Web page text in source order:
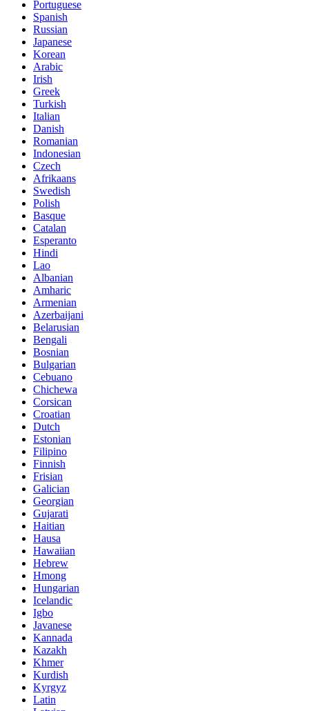
Portuguese
Spanish
Russian
Japanese
Korean
Arabic
Irish
Greek
Turkish
Italian
Danish
Romanian
Indonesian
Czech
Afrikaans
Swedish
Polish
Basque
Catalan
Esperanto
Hindi
Lao
Albanian
Amharic
Armenian
Azerbaijani
Belarusian
Bengali
Bosnian
Bulgarian
Cebuano
Chichewa
Corsican
Croatian
Dutch
Estonian
Filipino
Finnish
Frisian
Galician
Georgian
Gujarati
Haitian
Hausa
Hawaiian
Hebrew
Hmong
Hungarian
Icelandic
Igbo
Javanese
Kannada
Kazakh
Khmer
Kurdish
Kyrgyz
Latin